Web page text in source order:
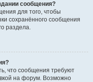
сообщения?
для того, чтобы
сохранённого сообщения
раздела.
что сообщения требуют
на форум. Возможно